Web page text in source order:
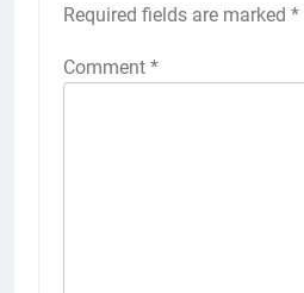
Required fields are marked *
Comment *